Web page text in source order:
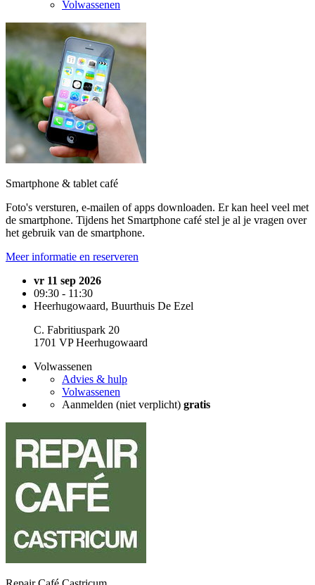
Volwassenen
Smartphone & tablet café
Foto's versturen, e-mailen of apps downloaden. Er kan heel veel met
de smartphone. Tijdens het Smartphone café stel je al je vragen over
het gebruik van de smartphone.
Meer informatie en reserveren
vr 11 sep 2026
09:30 - 11:30
Heerhugowaard, Buurthuis De Ezel
C. Fabritiuspark 20
1701 VP Heerhugowaard
Volwassenen
Advies & hulp
Volwassenen
Aanmelden (niet verplicht) gratis